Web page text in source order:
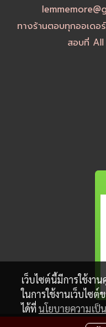
ทางร้านตอบทุกออเด
สอบที่ All
เว็บไซต์นี้มีการใช้ง
ในการใช้งานเว็บไซ
ได้ที่นโยบายความเป็